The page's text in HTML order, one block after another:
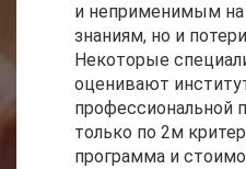
и неприменимым на
знаниям, но и
Некоторые
оценивают
профессиональной
только по 2м
программа и